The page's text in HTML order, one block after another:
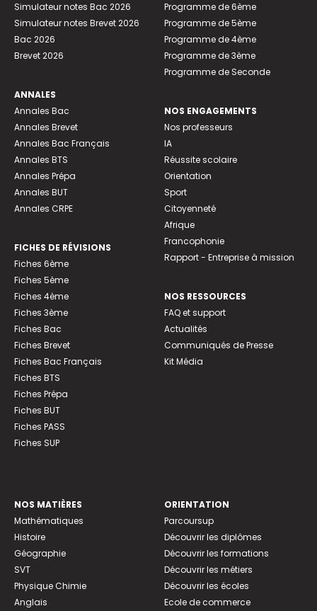
Simulateur notes Bac 2026
Simulateur notes Brevet 2026
Bac 2026
Brevet 2026
ANNALES
Annales Bac
Annales Brevet
Annales Bac Français
Annales BTS
Annales Prépa
Annales BUT
Annales CRPE
FICHES DE RÉVISIONS
Fiches 6ème
Fiches 5ème
Fiches 4ème
Fiches 3ème
Fiches Bac
Fiches Brevet
Fiches Bac Français
Fiches BTS
Fiches Prépa
Fiches BUT
Fiches PASS
Fiches SUP
Programme de 6ème
Programme de 5ème
Programme de 4ème
Programme de 3ème
Programme de Seconde
NOS ENGAGEMENTS
Nos professeurs
IA
Réussite scolaire
Orientation
Sport
Citoyenneté
Afrique
Francophonie
Rapport - Entreprise à mission
NOS RESSOURCES
FAQ et support
Actualités
Communiqués de Presse
Kit Média
NOS MATIÈRES
Mathématiques
Histoire
Géographie
SVT
Physique Chimie
Anglais
ORIENTATION
Parcoursup
Découvrir les diplômes
Découvrir les formations
Découvrir les métiers
Découvrir les écoles
Ecole de commerce